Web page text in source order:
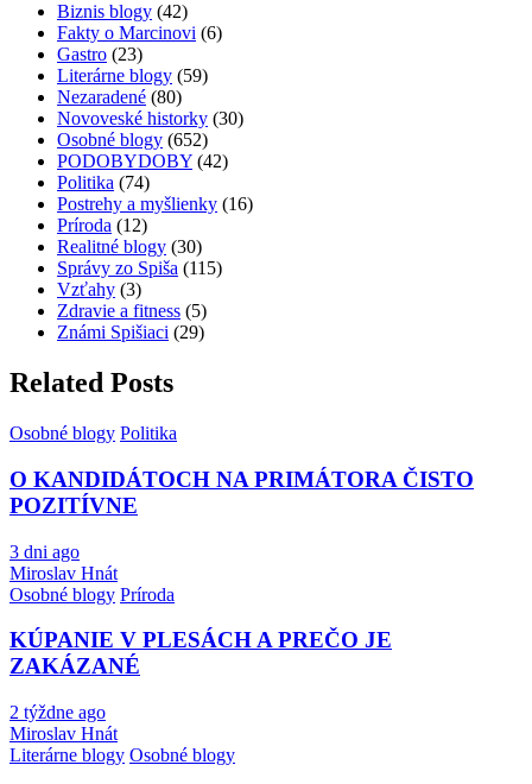
Biznis blogy (42)
Fakty o Marcinovi (6)
Gastro (23)
Literárne blogy (59)
Nezaradené (80)
Novoveské historky (30)
Osobné blogy (652)
PODOBYDOBY (42)
Politika (74)
Postrehy a myšlienky (16)
Príroda (12)
Realitné blogy (30)
Správy zo Spiša (115)
Vzťahy (3)
Zdravie a fitness (5)
Známi Spišiaci (29)
Related Posts
Osobné blogy Politika
O KANDIDÁTOCH NA PRIMÁTORA ČISTO
POZITÍVNE
3 dni ago
Miroslav Hnát
Osobné blogy Príroda
KÚPANIE V PLESÁCH A PREČO JE
ZAKÁZANÉ
2 týždne ago
Miroslav Hnát
Literárne blogy Osobné blogy